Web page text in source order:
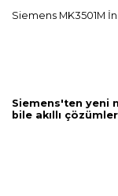
Siemens MK3501M
Siemens'ten yeni
bile akıllı çözümler